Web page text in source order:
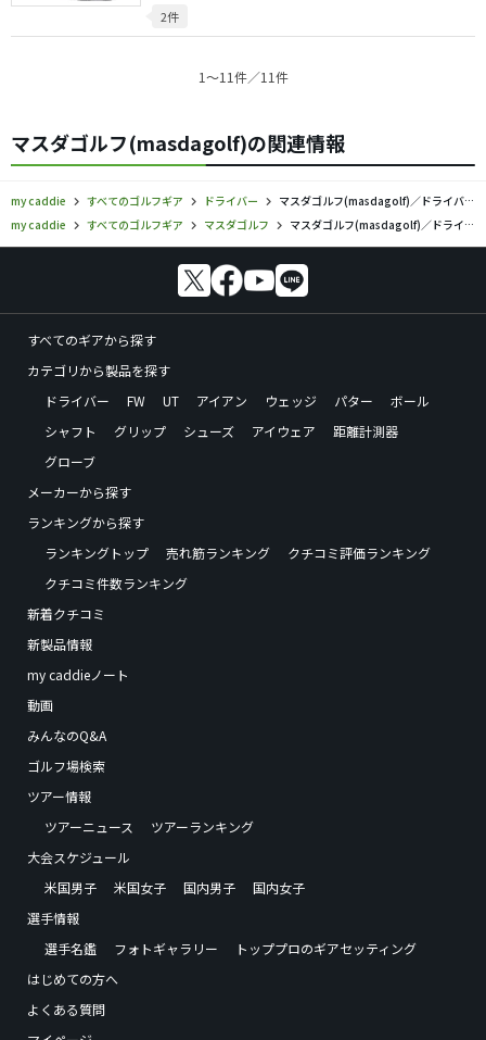
2件
1〜11件／11件
マスダゴルフ(masdagolf)の関連情報
my caddie すべてのゴルフギア ドライバー
マスダゴルフ(masdagolf)／ドライバーの口コミ評価
my caddie
すべてのゴルフギア マスダゴルフ マスダゴルフ(masdagolf)／ドライバーの口コミ評価
すべてのギアから探す
カテゴリから製品を探す
ドライバー
FW UT アイアン ウェッジ パター
ボール
シャフト
グリップ シューズ アイウェア
距離計測器
グローブ
メーカーから探す
ランキングから探す
ランキングトップ
売れ筋ランキング
クチコミ評価ランキング
クチコミ件数ランキング
新着クチコミ
新製品情報
my caddieノート
動画
みんなのQ&A
ゴルフ場検索
ツアー情報
ツアーニュース
ツアーランキング
大会スケジュール
米国男子
米国女子 国内男子
国内女子
選手情報
選手名鑑
フォトギャラリー
トッププロのギアセッティング
はじめての方へ
よくある質問